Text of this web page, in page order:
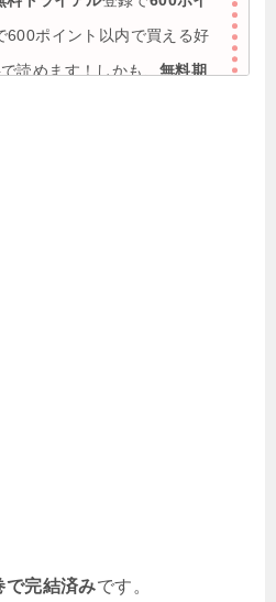
600ポイント以内で買える好
読めます！しかも、無料期
で完結済みです。